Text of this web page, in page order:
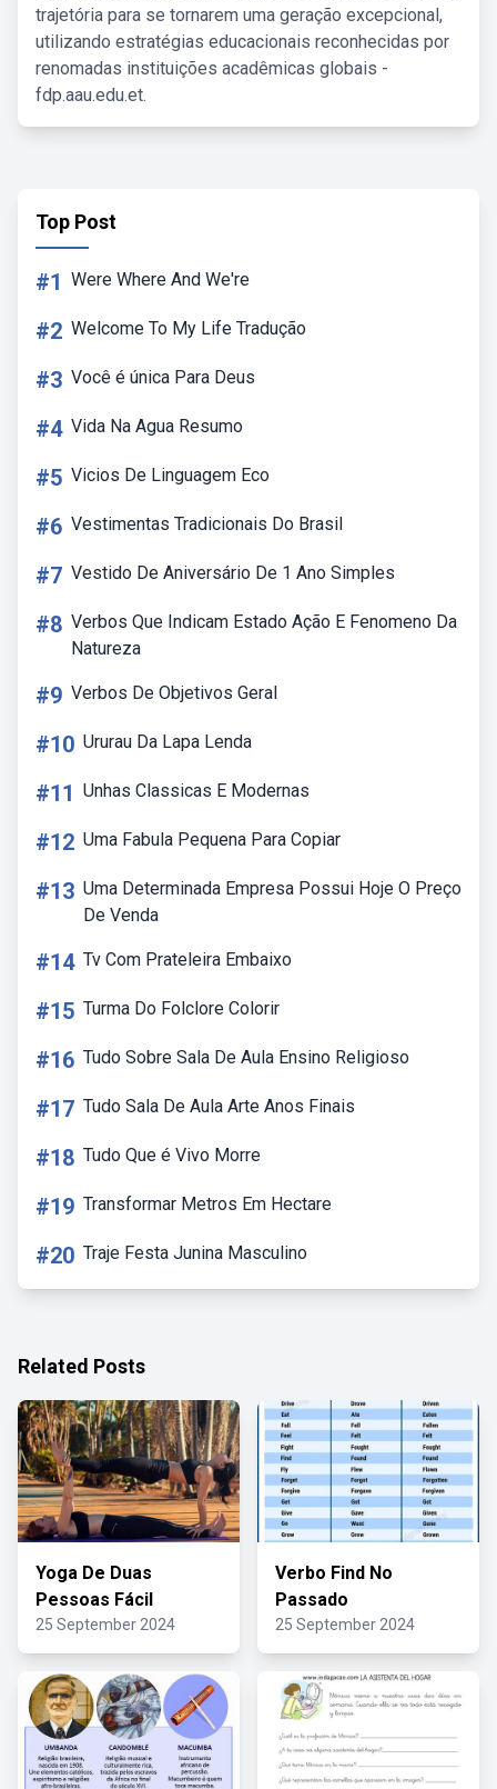
trajetória para se tornarem uma geração excepcional,
utilizando estratégias educacionais reconhecidas por
renomadas instituições acadêmicas globais -
fdp.aau.edu.et.
Top Post
#1 Were Where And We're
#2 Welcome To My Life Tradução
#3 Você é única Para Deus
#4 Vida Na Agua Resumo
#5 Vicios De Linguagem Eco
#6 Vestimentas Tradicionais Do Brasil
#7 Vestido De Aniversário De 1 Ano Simples
#8 Verbos Que Indicam Estado Ação E Fenomeno Da
Natureza
#9 Verbos De Objetivos Geral
#10 Ururau Da Lapa Lenda
#11 Unhas Classicas E Modernas
#12 Uma Fabula Pequena Para Copiar
#13 Uma Determinada Empresa Possui Hoje O Preço
De Venda
#14 Tv Com Prateleira Embaixo
#15 Turma Do Folclore Colorir
#16 Tudo Sobre Sala De Aula Ensino Religioso
#17 Tudo Sala De Aula Arte Anos Finais
#18 Tudo Que é Vivo Morre
#19 Transformar Metros Em Hectare
#20 Traje Festa Junina Masculino
Related Posts
Yoga De Duas
Pessoas Fácil
25 September 2024
Verbo Find No
Passado
25 September 2024